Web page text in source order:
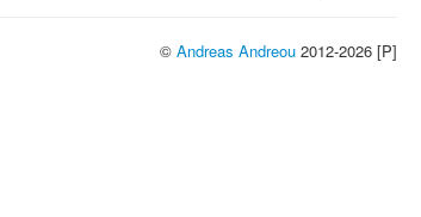
© Andreas Andreou 2012-2026 [P]